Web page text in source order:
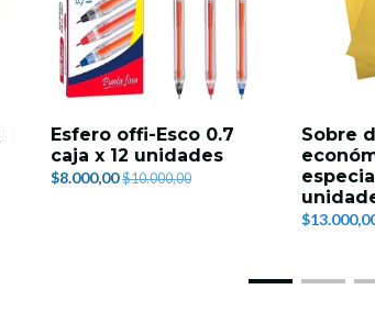
Esfero offi-Esco 0.7
caja x 12 unidades
$8.000,00 $10.000,00
Sobre